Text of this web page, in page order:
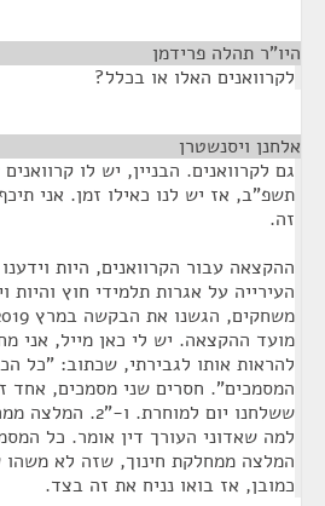
היו"ר תהלה פרידמן
לקרוואנים האלו או בכלל?
אלחנן ויסנשטרן
גם לקרוואנים. הבניין, יש לו
תשפ"ב, אז יש לנו כאילו זמן. אני
זה.
ההקצאה עבור הקרוואנים, היות
העירייה על אגרות תלמידי חוץ
מועד ההקצאה. יש לי כאן מייל, אני
להראות אותו לגבירתי, שכתוב: "כל
המסמכים". חסרים שני מסמכים, אחד
ששלחנו יום
למה שאדוני העורך דין אומר. כל
המלצה ממחלקת חינוך, שזה לא משהו
כמובן, אז בואו נניח את זה בצד.